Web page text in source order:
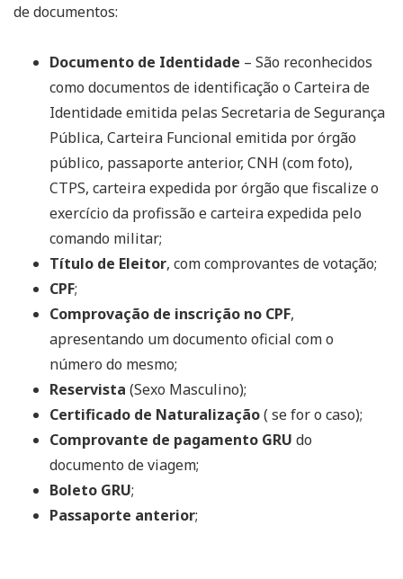
de documentos:
Documento de Identidade – São reconhecidos
como documentos de identificação o Carteira de
Identidade emitida pelas Secretaria de Segurança
Pública, Carteira Funcional emitida por órgão
público, passaporte anterior, CNH (com foto),
CTPS, carteira expedida por órgão que fiscalize o
exercício da profissão e carteira expedida pelo
comando militar;
Título de Eleitor, com comprovantes de votação;
CPF;
Comprovação de inscrição no CPF,
apresentando um documento oficial com o
número do mesmo;
Reservista (Sexo Masculino);
Certificado de Naturalização( se for o caso);
Comprovante de pagamento GRU do
documento de viagem;
Boleto GRU;
Passaporte anterior;